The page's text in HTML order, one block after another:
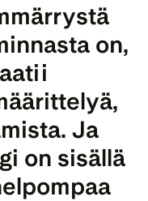
on,
Ja
on sisällä